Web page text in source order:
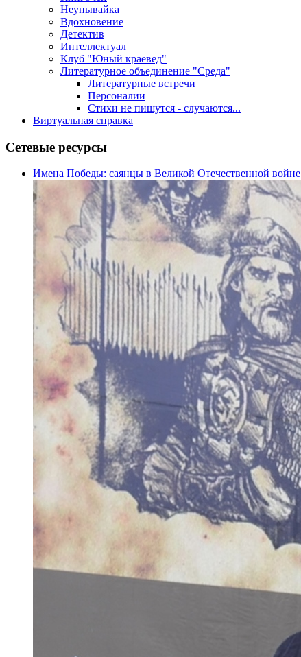
Неунывайка
Вдохновение
Детектив
Интеллектуал
Клуб "Юный краевед"
Литературное объединение "Среда"
Литературные встречи
Персоналии
Стихи не пишутся - случаются...
Виртуальная справка
Сетевые ресурсы
Имена Победы: саянцы в Великой Отечественной войне